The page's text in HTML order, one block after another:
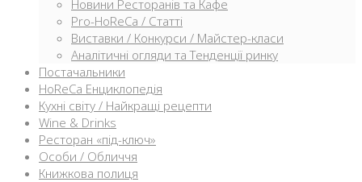
Новини Ресторанів та Кафе
Pro-HoReCa / Статті
Виставки / Конкурси / Майстер-класи
Аналітичні огляди та Тенденції ринку
Постачальники
HoReCa Енциклопедія
Кухні світу / Найкращі рецепти
Wine & Drinks
Ресторан «під-ключ»
Особи / Обличчя
Книжкова полиця